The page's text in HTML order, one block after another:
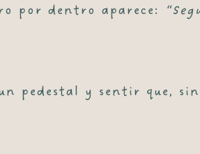
por dentro aparece:
pedestal y sentir que,